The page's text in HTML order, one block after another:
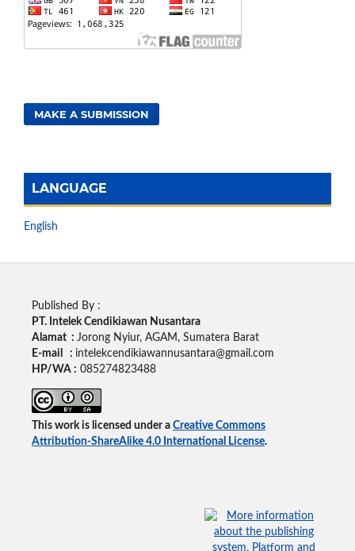
MAKE A SUBMISSION
LANGUAGE
English
Published By :
PT. Intelek Cendikiawan Nusantara
Alamat : Jorong Nyiur, AGAM, Sumatera Barat
E-mail : intelekcendikiawannusantara@gmail.com
HP/WA : 085274823488
This work is licensed under a Creative Commons
Attribution-ShareAlike 4.0 International License.